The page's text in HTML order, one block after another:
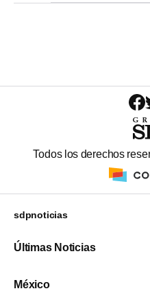
Todos los derechos
sdpnoticias
Últimas Noticias
México